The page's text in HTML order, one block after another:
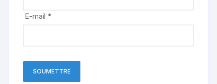
E-mail *